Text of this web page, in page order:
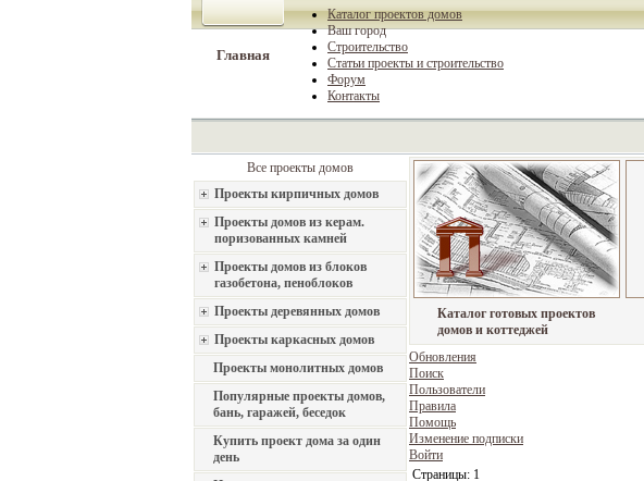
Главная
Каталог проектов домов
Ваш город
Строительство
Статьи проекты и строительство
Форум
Контакты
Все проекты домов
Проекты кирпичных домов
Проекты домов из керам.
поризованных камней
Проекты домов из блоков
газобетона, пеноблоков
Проекты деревянных домов
Проекты каркасных домов
Проекты монолитных домов
Популярные проекты домов,
бань, гаражей, беседок
Купить проект дома за один
день
Каталог готовых проектов
домов и коттеджей
Обновления
Поиск
Пользователи
Правила
Помощь
Изменение подписки
Войти
Страницы: 1